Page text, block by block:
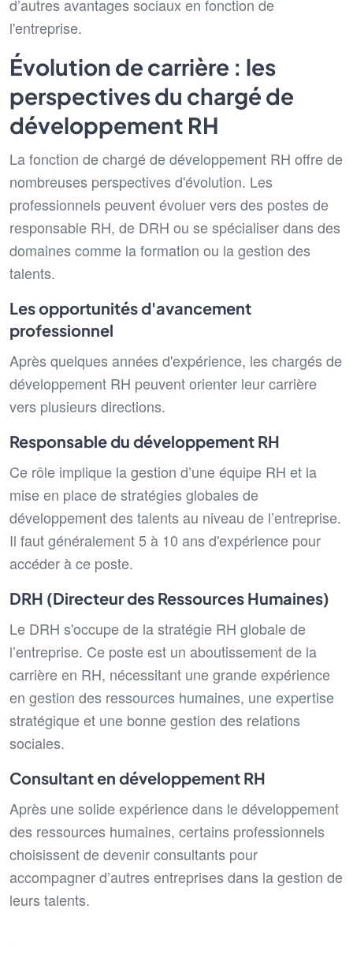
d’autres avantages sociaux en fonction de
l'entreprise.
Évolution de carrière : les
perspectives du chargé de
développement RH
La fonction de chargé de développement RH offre de
nombreuses perspectives d'évolution. Les
professionnels peuvent évoluer vers des postes de
responsable RH, de DRH ou se spécialiser dans des
domaines comme la formation ou la gestion des
talents.
Les opportunités d'avancement
professionnel
Après quelques années d'expérience, les chargés de
développement RH peuvent orienter leur carrière
vers plusieurs directions.
Responsable du développement RH
Ce rôle implique la gestion d’une équipe RH et la
mise en place de stratégies globales de
développement des talents au niveau de l’entreprise.
Il faut généralement 5 à 10 ans d'expérience pour
accéder à ce poste.
DRH (Directeur des Ressources Humaines)
Le DRH s'occupe de la stratégie RH globale de
l’entreprise. Ce poste est un aboutissement de la
carrière en RH, nécessitant une grande expérience
en gestion des ressources humaines, une expertise
stratégique et une bonne gestion des relations
sociales.
Consultant en développement RH
Après une solide expérience dans le développement
des ressources humaines, certains professionnels
choisissent de devenir consultants pour
accompagner d’autres entreprises dans la gestion de
leurs talents.